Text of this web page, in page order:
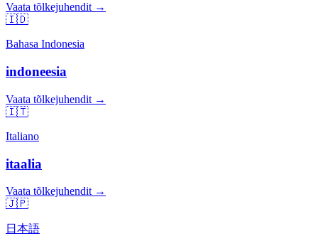
Vaata tõlkejuhendit →
🇮🇩
Bahasa Indonesia
indoneesia
Vaata tõlkejuhendit →
🇮🇹
Italiano
itaalia
Vaata tõlkejuhendit →
🇯🇵
日本語